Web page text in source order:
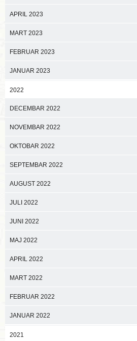
APRIL 2023
MART 2023
FEBRUAR 2023
JANUAR 2023
2022
DECEMBAR 2022
NOVEMBAR 2022
OKTOBAR 2022
SEPTEMBAR 2022
AUGUST 2022
JULI 2022
JUNI 2022
MAJ 2022
APRIL 2022
MART 2022
FEBRUAR 2022
JANUAR 2022
2021